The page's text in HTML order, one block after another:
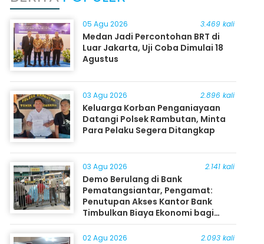
05 Agu 2026 3.469 kali
Medan Jadi Percontohan BRT di
Luar Jakarta, Uji Coba Dimulai 18
Agustus
03 Agu 2026 2.896 kali
Keluarga Korban Penganiayaan
Datangi Polsek Rambutan, Minta
Para Pelaku Segera Ditangkap
03 Agu 2026 2.141 kali
Demo Berulang di Bank
Pematangsiantar, Pengamat:
Penutupan Akses Kantor Bank
Timbulkan Biaya Ekonomi bagi
Masyarakat
02 Agu 2026 2.093 kali